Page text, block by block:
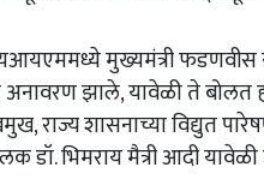
मुख्यमंत्रीफडणवीस
अनावरणझाले,यावेळीतेबोलत
,राज्यशासनाच्याविद्युत
डॉ.भिमरायमैत्रीआदीयावेळी